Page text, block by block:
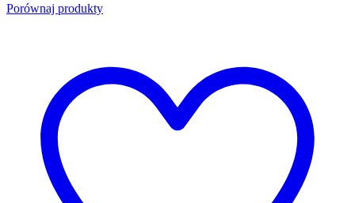
Porównaj produkty